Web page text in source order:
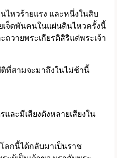
ไหวร้ายแรง และหนึ่งในสิบ
จ็ดพันคนในแผ่นดินไหวครั้งนี้
วายพระเกียรติสิริแด่พระเจ้า
ที่สามจะมาถึงในไม่ช้านี้
ละมีเสียงดังหลายเสียงใน
ลกนี้ได้กลับมาเป็นราช